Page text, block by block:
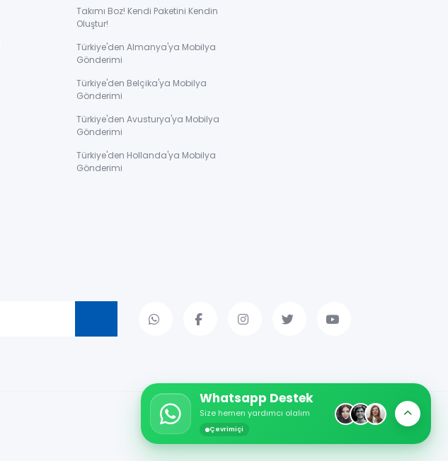
Whatsapp Destek
Size hemen yardımcı olalım
Çevrimiçi
Takımı Boz! Kendi Paketini Kendin
Oluştur!
Türkiye'den Almanya'ya Mobilya
Gönderimi
Türkiye'den Belçika'ya Mobilya
Gönderimi
Türkiye'den Avusturya'ya Mobilya
Gönderimi
Türkiye'den Hollanda'ya Mobilya
Gönderimi